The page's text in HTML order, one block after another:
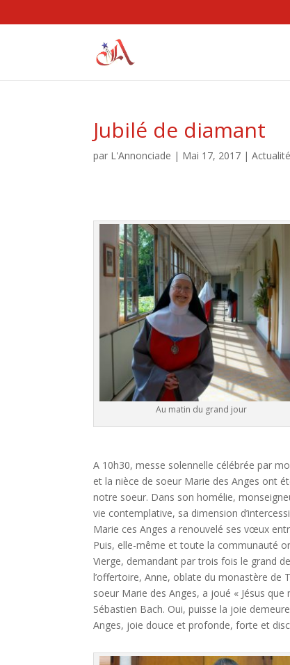
Jubilé de diamant
par L'Annonciade | Mai 17, 2017 |
Au matin du grand jour
A 10h30, messe solennelle célébrée par
et la nièce de soeur Marie des Anges ont
notre soeur. Dans son homélie,
vie contemplative, sa dimension
Marie ces Anges a renouvelé ses vœux
Puis, elle-même et toute la communauté
Vierge, demandant par trois fois le grand
l’offertoire, Anne, oblate du monastère de
soeur Marie des Anges, a joué « Jésus que
Sébastien Bach. Oui, puisse la joie
Anges, joie douce et profonde, forte et